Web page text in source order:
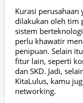
Kurasi perusahaan
dilakukan oleh tim
sistem
perlu khawatir
penipuan. Selain
fitur lain, seperti
dan SKD. Jadi,
KitaLulus, kamu
networking.